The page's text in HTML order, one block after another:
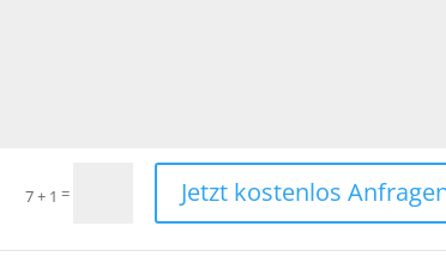
7 + 1 = Jetzt kostenlos